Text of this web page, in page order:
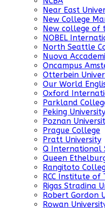
Near East
New College
New college of
NOBEL
North Seattle
Nuova
Oncampus
Otterbein
Our World
Oxford
Parkland
Peking University
Poznan
Prague College
Pratt University
Q International
Queen
Rangitoto
RCC Institute of
Rigas Stradina
Robert Gordon
Rowan